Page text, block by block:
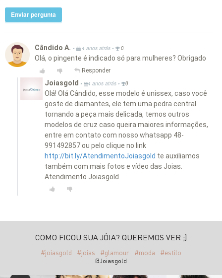
Enviar pergunta
Cândido A. • 4 anos atrás • 0
Olá, o pingente é indicado só para mulheres? Obrigado
Responder
Joiasgold • 4 anos atrás • 0
Olá! Olá Cândido, esse modelo é unissex, caso você
goste de diamantes, ele tem uma pedra central
tornando a peça mais delicada, temos outros
modelos de cruz caso queira maiores informações,
entre em contato com nosso whatsapp 48-
991492857 ou pelo clique no link
http://bit.ly/AtendimentoJoiasgold te auxiliamos
também com mais fotos e vídeo das Joias.
Atendimento Joiasgold
COMO FICOU SUA JÓIA? QUEREMOS VER ;)
#joiasgold #joias #glamour #moda #estilo
@Joiasgold